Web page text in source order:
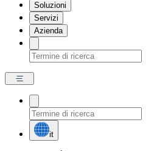
Soluzioni
Servizi
Azienda
it